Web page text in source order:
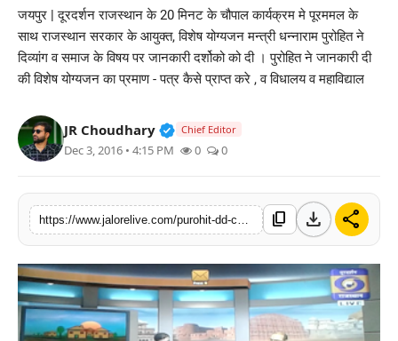
लाइफस्टाइल
मनोरंजन
तकनीक
विशेष
बिज़नेस
जयपुर | दूरदर्शन राजस्थान के 20 मिनट के चौपाल कार्यक्रम मे पूरममल के
साथ राजस्थान सरकार के आयुक्त, विशेष योग्यजन मन्त्री धन्नाराम पुरोहित ने
दिव्यांग व समाज के विषय पर जानकारी दर्शोको को दी । पुरोहित ने जानकारी दी
की विशेष योग्यजन का प्रमाण - पत्र कैसे प्राप्त करे , व विधालय व महाविद्याल
JR Choudhary Verified Public Figure • 30 Mar,
Chief Editor
Dec 3, 2016 • 4:15 PM 0 0
content_copy download share